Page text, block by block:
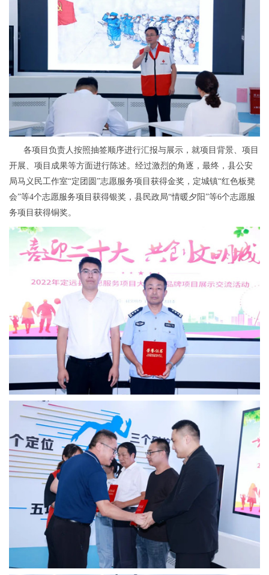
各项目负责人按照抽签顺序进行汇报与展示，就项目背景、项目
开展、项目成果等方面进行陈述。经过激烈的角逐，最终，县公安
局马义民工作室“定团圆”志愿服务项目获得金奖，定城镇“红色板凳
会”等4个志愿服务项目获得银奖，县民政局“情暖夕阳”等6个志愿服
务项目获得铜奖。